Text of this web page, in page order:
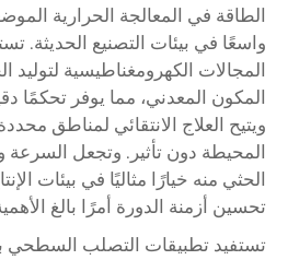
الطاقة في المعالجة الحرارية
واسعًا في بيئات التصنيع الحديثة.
المجالات الكهرومغناطيسية لتوليد
المكون المعدني، مما يوفر تحكمًا
ويتيح العلاج الانتقائي لمناطق
المحيطة دون تأثير. وتجعل السرعة
الحثي منه خيارًا مثاليًا في بيئات
تحسين أزمنة الدورة أمرًا بالغ
تستفيد تطبيقات التصلب